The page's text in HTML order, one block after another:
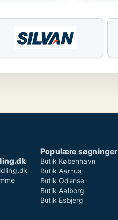
Populære søgninger
Butik København
Butik Aarhus
Butik Odense
Butik Aalborg
Butik Esbjerg